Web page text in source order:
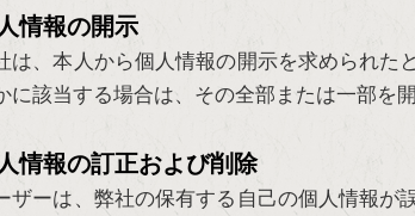
情報の開示
は、本人から個人情報の開示を求められた
に該当する場合は、その全部または一部を
情報の訂正および削除
ザーは、弊社の保有する自己の個人情報が